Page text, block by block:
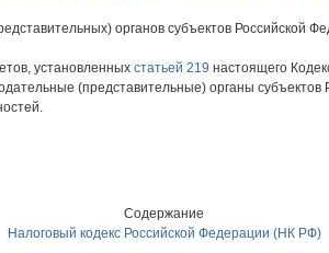
органов субъектов Российской
установленных статьей 219 настоящего
(представительные) органы
Содержание
Налоговый кодекс Российской Федерации (НК РФ)